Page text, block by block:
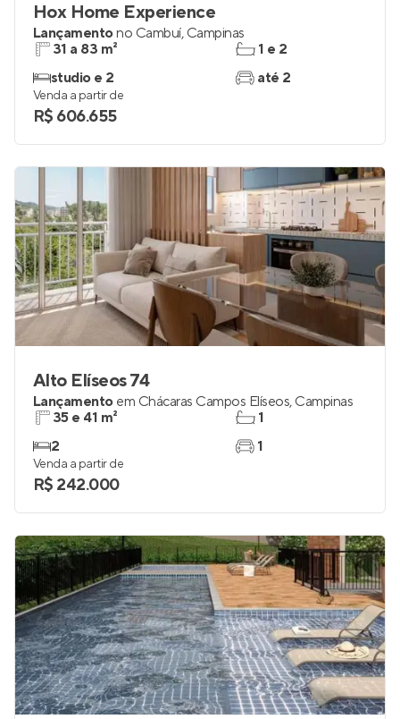
Hox Home Experience
Lançamentono Cambuí, Campinas
31 a 83 m²
studio e 2
1 e 2
até 2
Venda a partir de
R$ 606.655
Alto Elíseos 74
Lançamento em Chácaras Campos Elíseos, Campinas
35 e 41 m²
2
1
1
Venda a partir de
R$ 242.000